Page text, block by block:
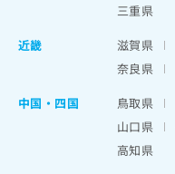
三重県
近畿
滋賀県
奈良県
中国・四国
鳥取県
山口県
高知県